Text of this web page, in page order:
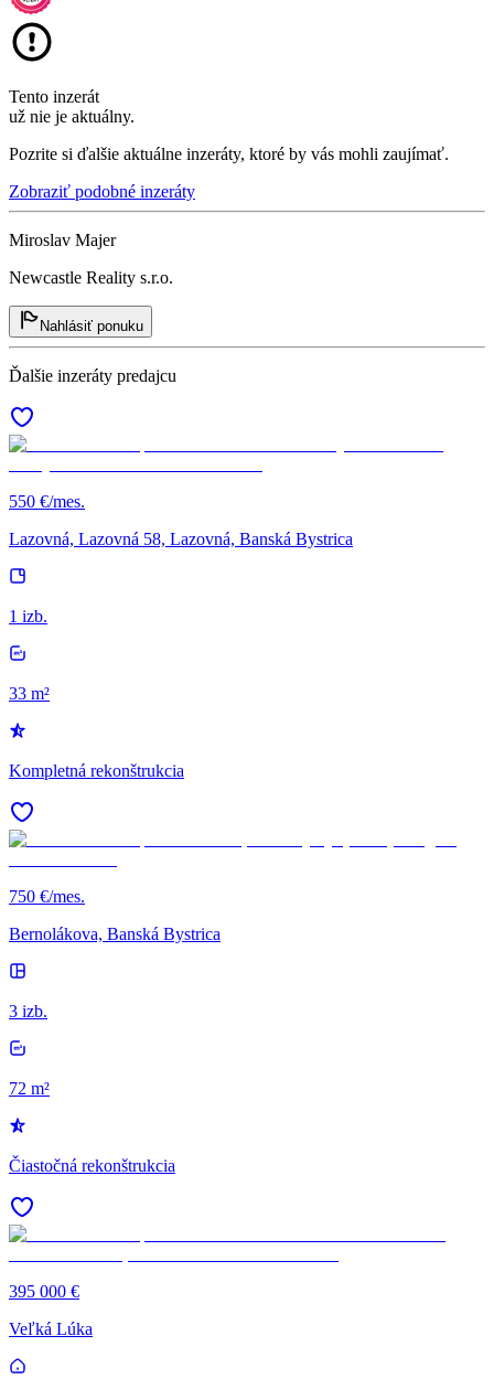
Tento inzerát
už nie je aktuálny.
Pozrite si ďalšie aktuálne inzeráty, ktoré by vás mohli zaujímať.
Zobraziť podobné inzeráty
Miroslav Majer
Newcastle Reality s.r.o.
Nahlásiť ponuku
Ďalšie inzeráty predajcu
550 €/mes.
Lazovná, Lazovná 58, Lazovná, Banská Bystrica
1 izb.
33 m²
Kompletná rekonštrukcia
750 €/mes.
Bernolákova, Banská Bystrica
3 izb.
72 m²
Čiastočná rekonštrukcia
395 000 €
Veľká Lúka